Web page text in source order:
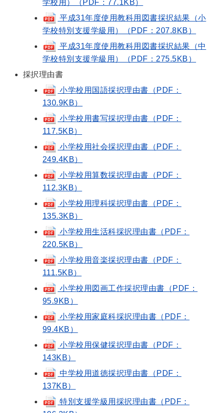
学校用）（PDF：77.1KB）
平成31年度使用教科用図書採択結果（小
学校特別支援学級用）（PDF：207.8KB）
平成31年度使用教科用図書採択結果（中
学校特別支援学級用）（PDF：275.5KB）
採択理由書
小学校用国語採択理由書（PDF：
130.9KB）
小学校用書写採択理由書（PDF：
117.5KB）
小学校用社会採択理由書（PDF：
249.4KB）
小学校用算数採択理由書（PDF：
112.3KB）
小学校用理科採択理由書（PDF：
135.3KB）
小学校用生活科採択理由書（PDF：
220.5KB）
小学校用音楽採択理由書（PDF：
111.5KB）
小学校用図画工作採択理由書（PDF：
95.9KB）
小学校用家庭科採択理由書（PDF：
99.4KB）
小学校用保健採択理由書（PDF：
143KB）
中学校用道徳採択理由書（PDF：
137KB）
特別支援学級用採択理由書（PDF：